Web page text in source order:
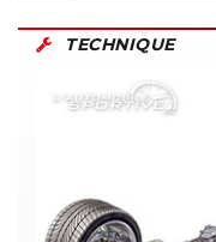
TECHNIQUE